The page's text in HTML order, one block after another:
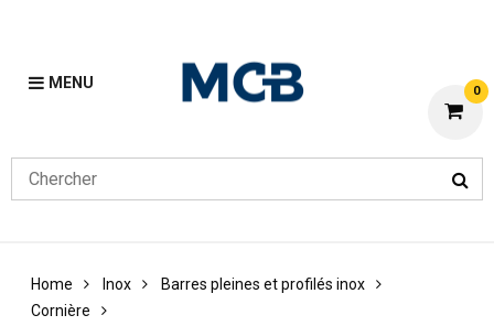
MENU 0
Home Inox
Barres pleines et profilés inox
Cornière